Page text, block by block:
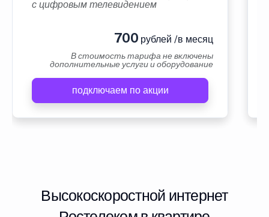
с цифровым телевидением
700 рублей /в месяц
В стоимость тарифа не включены
дополнительные услуги и оборудование
подключаем по акции
Высокоскоростной интернет